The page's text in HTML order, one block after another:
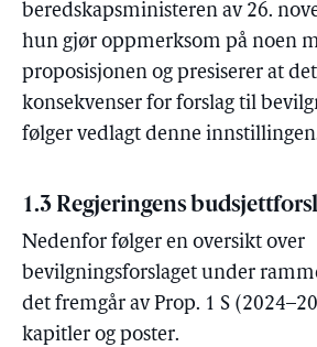
beredskapsministeren av 26.
hun gjør oppmerksom på noen
proposisjonen og presiserer at
konsekvenser for forslag til
følger vedlagt denne
1.3 Regjeringens
Nedenfor følger en oversikt over
bevilgningsforslaget under
det fremgår av Prop. 1 S
kapitler og poster.